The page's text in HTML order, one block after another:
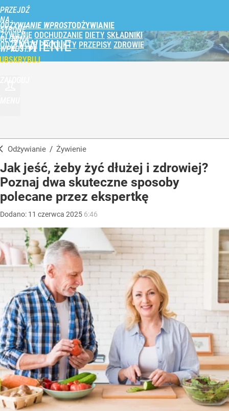
PRZEJDŹ
NA
STRONĘ
GŁÓWNĄ
WPROST.PL
ODŻYWIANIE WPROST
ŻYWIENIE ODCHUDZANIE DIETY SKŁADNIKI
ODŻYWCZE PRODUKTY PRZEPISY ZDROWIE
ŻYWIENIE
Odżywianie / Żywienie
Jak jeść, żeby żyć dłużej i zdrowiej?
Poznaj dwa skuteczne sposoby
polecane przez ekspertkę
Dodano: 11 czerwca 2025 6:46